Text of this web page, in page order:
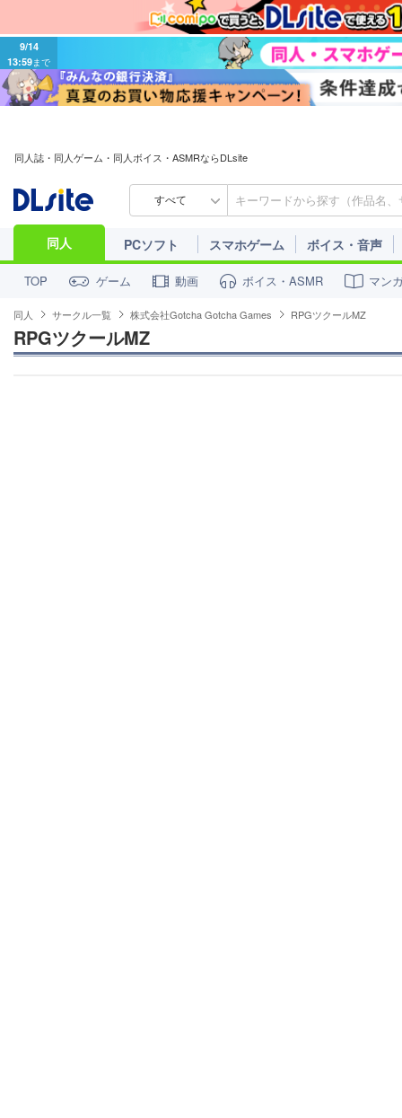
9/14
13:59まで
同人誌・同人ゲーム・同人ボイス・ASMRならDLsite
すべて
同人 PCソフト スマホゲーム ボイス・音声
TOP ゲーム 動画 ボイス・ASMR マン
同人 サークル一覧 株式会社Gotcha Gotcha Games RPGツクールMZ
RPGツクールMZ